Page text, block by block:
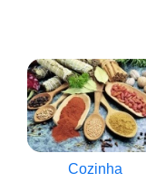
Cozinha